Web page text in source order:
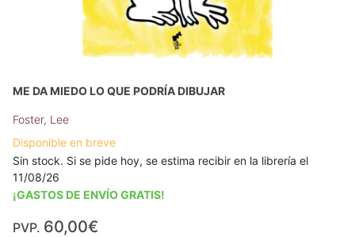
ME DA MIEDO LO QUE PODRÍA DIBUJAR
Foster, Lee
Disponible en breve
Sin stock. Si se pide hoy, se estima recibir en la librería el
11/08/26
¡GASTOS DE ENVÍO GRATIS!
PVP. 60,00€